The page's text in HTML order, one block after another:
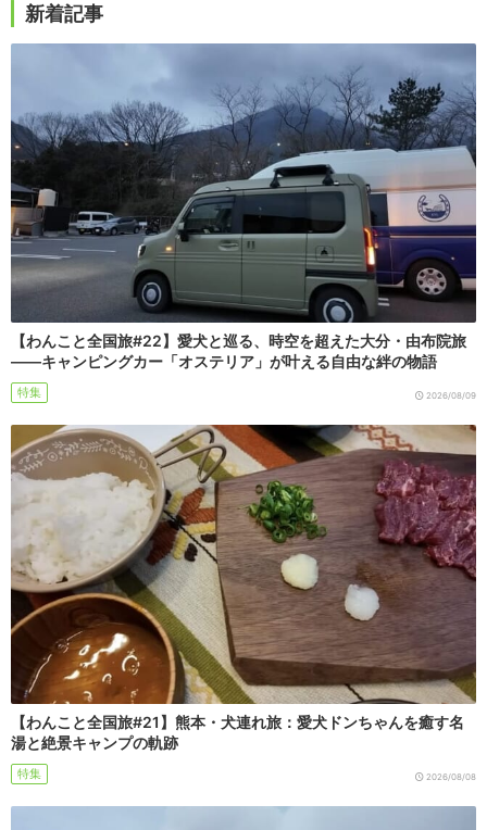
新着記事
【わんこと全国旅#22】愛犬と巡る、時空を超えた大分・由布院旅
――キャンピングカー「オステリア」が叶える自由な絆の物語
特集 2026/08/09
【わんこと全国旅#21】熊本・犬連れ旅：愛犬ドンちゃんを癒す名
湯と絶景キャンプの軌跡
特集 2026/08/08